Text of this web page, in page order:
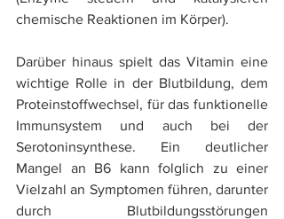
chemische Reaktionen im Körper).
Darüber hinaus spielt das Vitamin eine
wichtige Rolle in der Blutbildung, dem
Proteinstoffwechsel, für das funktionelle
Immunsystem und auch bei der
Serotoninsynthese. Ein deutlicher
Mangel an B6 kann folglich zu einer
Vielzahl an Symptomen führen, darunter
durch Blutbildungsstörungen